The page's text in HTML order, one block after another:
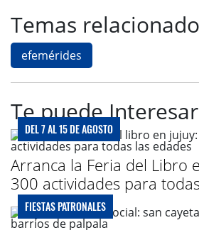
Temas
efemérides
Te puede Interesar
DEL 7 AL 15 DE AGOSTO
Arranca la Feria del Libro
300 actividades para
FIESTAS PATRONALES